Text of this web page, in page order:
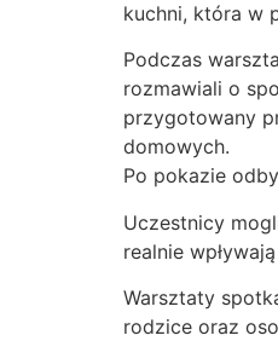
kuchni, która w
Podczas
rozmawiali o
przygotowany
domowych.
Po pokazie
Uczestnicy
realnie
Warsztaty
rodzice oraz